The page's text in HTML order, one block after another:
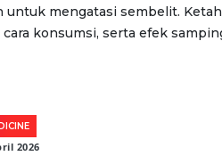
untuk mengatasi sembelit.
cara konsumsi, serta efek
2026